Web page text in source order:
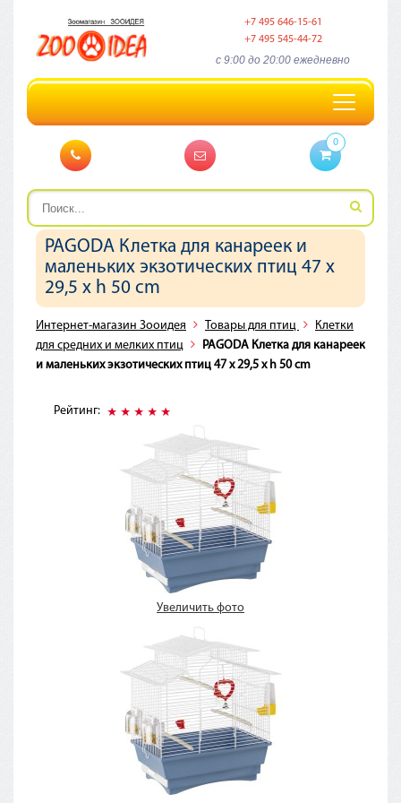
+7 495 646-15-61
+7 495 545-44-72
c 9:00 до 20:00 ежедневно
Toggle
navigation
0
PAGODA Клетка для канареек и
маленьких экзотических птиц 47 x
29,5 x h 50 cm
Интернет-магазин Зооидея Товары для птиц
Клетки
для средних и мелких птиц
PAGODA Клетка для канареек
и маленьких экзотических птиц 47 x 29,5 x h 50 cm
Рейтинг:
Увеличить фото